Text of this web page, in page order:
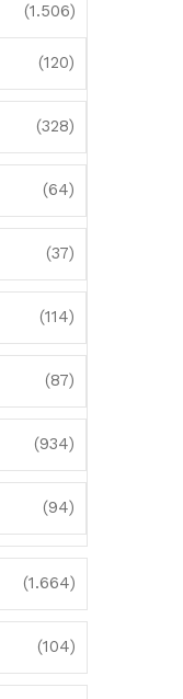
(1.506)
(120)
(328)
(64)
(37)
(114)
(87)
(934)
(94)
(1.664)
(104)